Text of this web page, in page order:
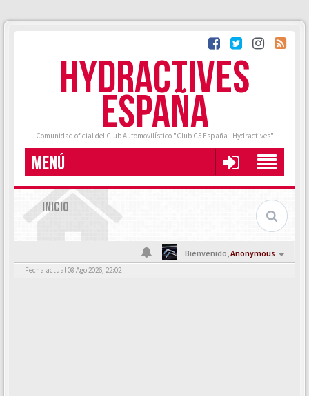
HYDRACTIVES
ESPAÑA
Comunidad oficial del Club Automovilístico "Club C5 España - Hydractives"
MENÚ
INICIO
Bienvenido,Anonymous
Fecha actual 08 Ago 2026, 22:02